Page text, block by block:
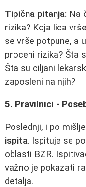
Tipična pitanja: Na
rizika? Koja lica
se vrše potpune, a
proceni rizika? Šta
Šta su ciljani
zaposleni na njih?
5. Pravilnici -
Poslednji, i po
ispita. Ispituje se
oblasti BZR.
važno je pokazati
detalja.